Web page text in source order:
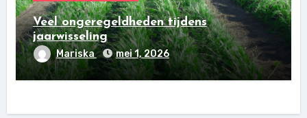
Veel ongeregeldheden tijdens
jaarwisseling
Mariska mei 1, 2026